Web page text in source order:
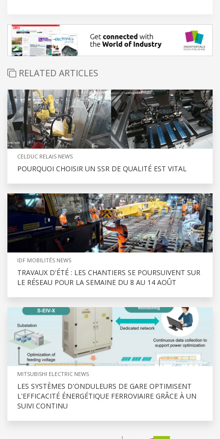
RELATED ARTICLES
CELDUC RELAIS NEWS
POURQUOI CHOISIR UN SSR DE QUALITÉ EST VITAL
IDF MOBILITÉS NEWS
TRAVAUX D'ÉTÉ : LES CHANTIERS SE POURSUIVENT SUR
LE RÉSEAU POUR LA SEMAINE DU 8 AU 14 AOÛT
MITSUBISHI ELECTRIC NEWS
LES SYSTÈMES D'ONDULEURS DE GARE OPTIMISENT
L'EFFICACITÉ ÉNERGÉTIQUE FERROVIAIRE GRÂCE À UN
SUIVI CONTINU